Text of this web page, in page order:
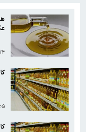
ذوالقدر: تا آمریکا
سکه در آستانه بازگشت به کانال ۱۸۸